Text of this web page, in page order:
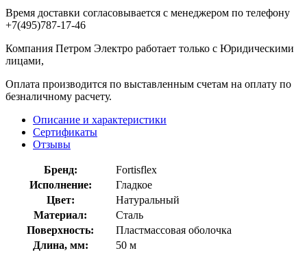
Время доставки согласовывается с менеджером по телефону
+7(495)787-17-46
Компания Петром Электро работает только с Юридическими
лицами,
Оплата производится по выставленным счетам на оплату по
безналичному расчету.
Описание и характеристики
Сертификаты
Отзывы
Бренд:
Fortisflex
Исполнение:
Гладкое
Цвет:
Натуральный
Материал:
Сталь
Поверхность:
Пластмассовая оболочка
Длина, мм:
50 м